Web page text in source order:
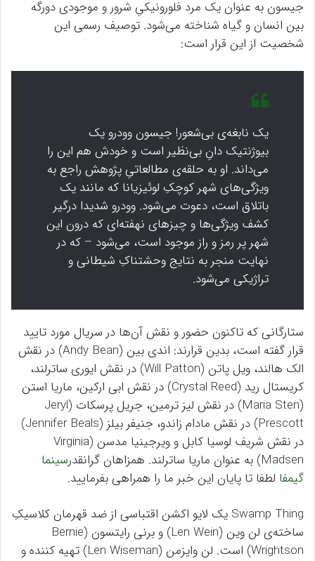
جیسون به عنوان یک مرد فلورونیکیِ شرور و موجودی دورگه
بین انسان و گیاه شناخته می‌شود. توصیف رسمی این
شخصیت از این قرار است:
یک نابغه‌ی بی‌شعور! جیسون وودرو یک
بیوژنتیک دانِ بی‌نظیر است و خودش هم این را
می‌داند. او به حلقه‌ی مطالعاتیِ پژوهش راجع به
ویژگی‌های شهر کوچکِ لوئیزیانا که مانند یک
باتلاق است، دعوت می‌شود. وودرو شدیدا درگیر
کشف ویژگی‌ها و چیز‌های نهفته‌ای که درون این
شهر پر رمز و راز موجود است، می‌شود – که در
نهایت منجر به نتایج وحشتناکِ شیطانی و
تراژیکی می‌شود.
ستارگانی که تاکنون حضور و نقش آن‌ها در سریال مورد تایید
قرار گفته است، بدین قرارند: اندی بین (Andy Bean) در نقش
الک هالند، ویل پاتن (Will Patton) در نقش ایوری ساترلند،
کریستال رید (Crystal Reed) در نقش ابی ارکین، ماریا استن
(Maria Sten) در نقش لیز ترمین، جریل پرسکات (Jeryl
Prescott) در نقش مادام زاندو، جنیفر بیلز (Jennifer Beals)
در نقش شریف لوسیا کابل و ویرجینیا مدسن (Virginia
Madsen) به عنوان ماریا ساترلند. همزاهان گرانقدر
سینما
گیمفا لطفا تا پایان این خبر ما را همراهی بفرمایید.
Swamp Thing یک لایو اکشن اقتباسی از ضد قهرمان کلاسیکِ
ساخته‌ی لن وین (Len Wein) و برنی رایتسون (Bernie
Wrightson) است. لن وایزمن (Len Wiseman) تهیه کننده و